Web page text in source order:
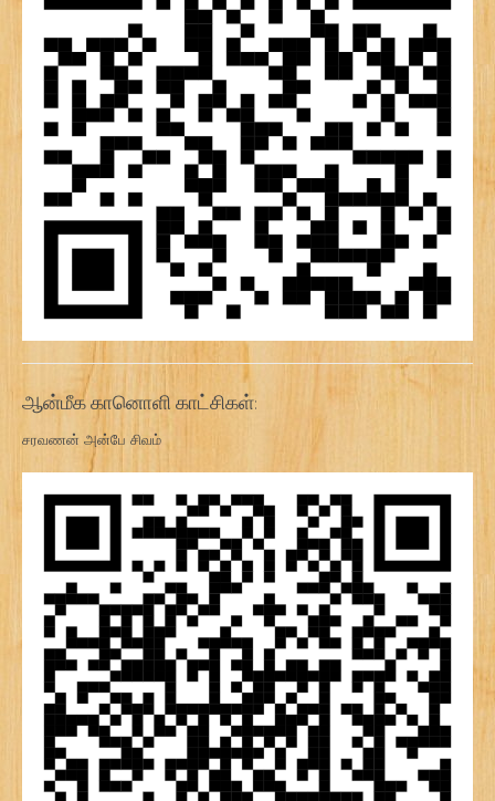
ஆன்மீக கானொளி காட்சிகள்:
சரவணன் அன்பே சிவம்